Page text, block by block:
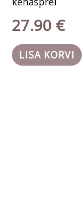
27.90 €
LISA KORVI